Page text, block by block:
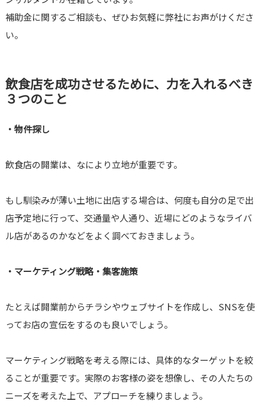
補助金に関するご相談も、ぜひお気軽に弊社にお声がけくださ
い。
飲食店を成功させるために、力を入れるべき
３つのこと
・物件探し
飲食店の開業は、なにより立地が重要です。
もし馴染みが薄い土地に出店する場合は、何度も自分の足で出
店予定地に行って、交通量や人通り、近場にどのようなライバ
ル店があるのかなどをよく調べておきましょう。
・マーケティング戦略・集客施策
たとえば開業前からチラシやウェブサイトを作成し、SNSを使
ってお店の宣伝をするのも良いでしょう。
マーケティング戦略を考える際には、具体的なターゲットを絞
ることが重要です。実際のお客様の姿を想像し、その人たちの
ニーズを考えた上で、アプローチを練りましょう。